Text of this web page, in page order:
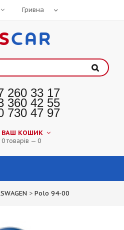
CAR
260 33 17
360 42 55
730 47 97
ВАШ КОШИК
0 товарів — 0
> Polo 94-00